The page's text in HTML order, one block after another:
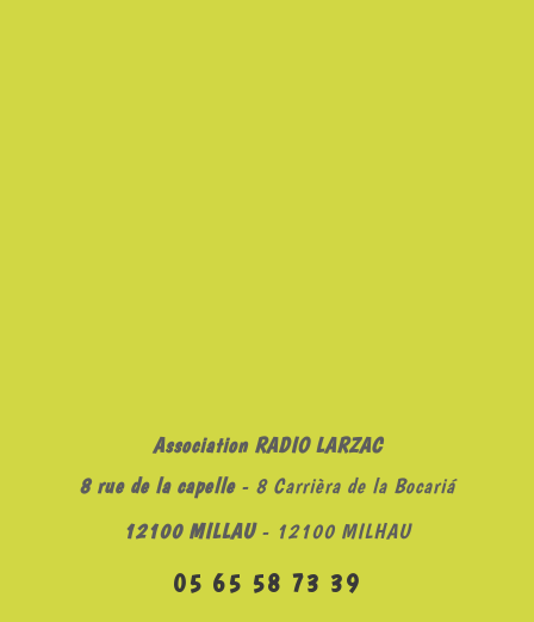
Association RADIO LARZAC
8 rue de la capelle- 8 Carrièra de la Bocariá
12100 MILLAU- 12100 MILHAU
05 65 58 73 39